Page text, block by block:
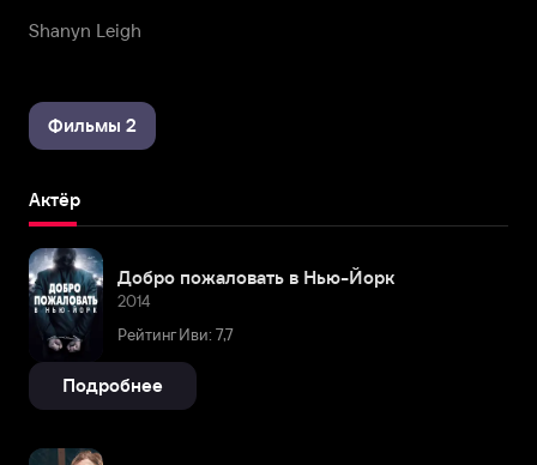
Shanyn Leigh
Фильмы 2
Актёр
Добро пожаловать в Нью-Йорк
2014
Рейтинг Иви: 7,7
Подробнее